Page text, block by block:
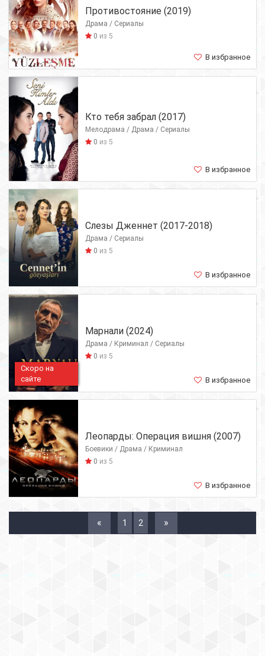
Противостояние (2019)
Драма / Сериалы
0 из 5
В избранное
Кто тебя забрал (2017)
Мелодрама / Драма / Сериалы
0 из 5
В избранное
Слезы Дженнет (2017-2018)
Драма / Сериалы
0 из 5
В избранное
Скоро на
сайте
Марнали (2024)
Драма / Криминал / Сериалы
0 из 5
В избранное
Леопарды: Операция вишня (2007)
Боевики / Драма / Криминал
0 из 5
В избранное
« 1 2 »